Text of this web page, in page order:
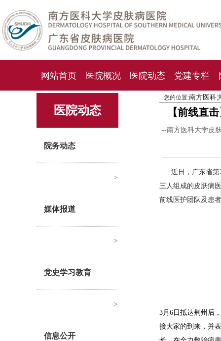
网站首页 医院概况 医院动态 党建专栏
化妆品检测中心 就诊指南 人才
医院动态
院务动态
>
媒体报道
>
党史学习教育
>
信息公开
您的位置:南方医科
【前线直
--南方医科大学皮
近日，广东省
三人组成的皮肤病
前线医护团队及患
3月6日抵达荆州后
接大家的到来，并